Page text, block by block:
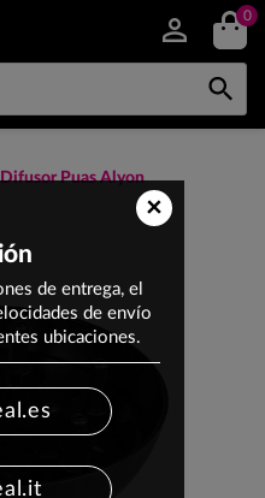
0

Puas Alyon
×
de entrega, el
de envío
ubicaciones.